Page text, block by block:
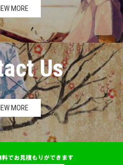
MORE
Us
MORE